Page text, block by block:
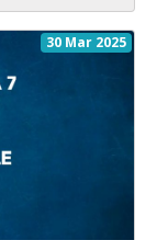
30 Mar 2025